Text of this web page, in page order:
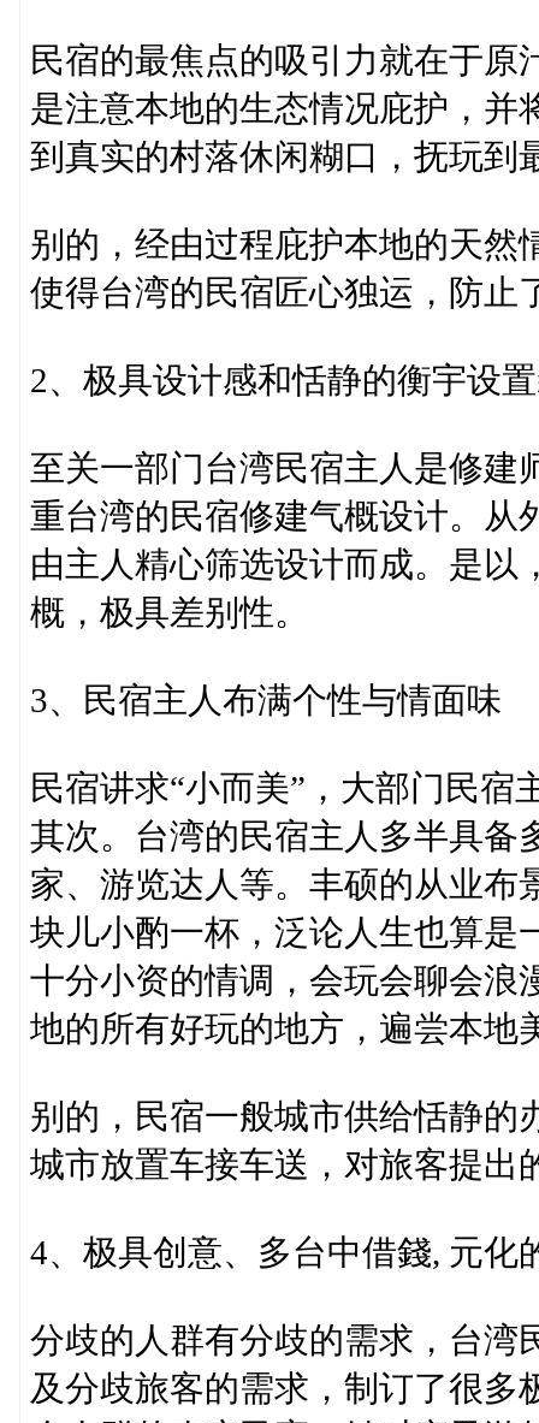
民宿的最焦点的吸引力就在于
是注意本地的生态情况庇护，并
到真实的村落休闲糊口，抚玩到
别的，经由过程庇护本地的天然
使得台湾的民宿匠心独运，防止
2、极具设计感和恬静的衡宇设
至关一部门台湾民宿主人是修建
重台湾的民宿修建气概设计。从
由主人精心筛选设计而成。是以
概，极具差别性。
3、民宿主人布满个性与情面味
民宿讲求“小而美”，大部门民
其次。台湾的民宿主人多半具备
家、游览达人等。丰硕的从业布
块儿小酌一杯，泛论人生也算是
十分小资的情调，会玩会聊会浪
地的所有好玩的地方，遍尝本地
别的，民宿一般城市供给恬静的
城市放置车接车送，对旅客提出
4、极具创意、多台中借錢, 元化
分歧的人群有分歧的需求，台湾
及分歧旅客的需求，制订了很多